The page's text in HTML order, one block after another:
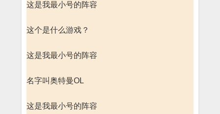
这是我最小号的阵容
这个是什么游戏？
这是我最小号的阵容
名字叫奥特曼OL
这是我最小号的阵容